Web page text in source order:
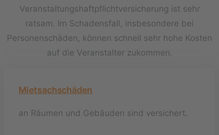
Veranstaltungshaftpflichtversicherung ist sehr
ratsam. Im Schadensfall, insbesondere bei
Personenschäden, können schnell sehr hohe Kosten
auf die Veranstalter zukommen.
Mietsachschäden
an Räumen und Gebäuden sind versichert.